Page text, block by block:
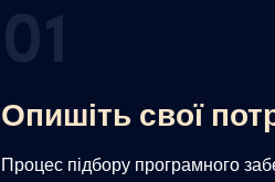
01
Опишіть свої
Процес підбору програмного